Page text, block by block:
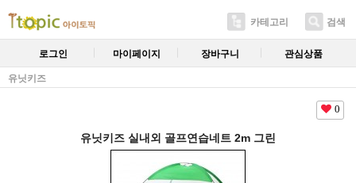
카테고리 검색
로그인 마이페이지 장바구니 관심상품
유닛키즈
0
유닛키즈 실내외 골프연습네트 2m 그린